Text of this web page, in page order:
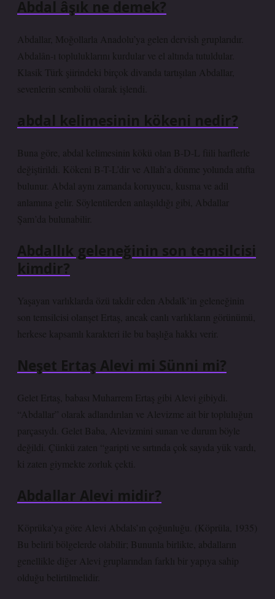
Abdal âşık ne demek?
Abdallar, Moğollarla Anadolu’ya gelen dervish gruplarıdır.
Abdalân-ı topluluklarını kurdular ve el altında tutuldular.
Klasik Türk şiirindeki birçok divanda tartışılan Abdallar,
sevenlerin sembolü olarak işlendi.
abdal kelimesinin kökeni nedir?
Buna göre, abdal kelimesinin kökü olan B-D-L fiili harflerle
değiştirildi. Kökeni B-T-L’dir ve Allah’a dönme yolunda atıfta
bulunur. Abdal aynı zamanda koruyucu, kusma ve adil
anlamına gelir. Söylentilerden anlaşıldığı gibi, Abdallar
Şam’da bulunabilir.
Abdallık geleneğinin son temsilcisi
kimdir?
Yaşayan varlıklarda özü takdir eden Abdalk’in geleneğinin
son temsilcisi olanşet Ertaş, ancak canlı varlıkların görünümü,
herkese kapsamlı karakteri ile bu başlığa hakkı verir.
Neşet Ertaş Alevi mi Sünni mi?
Gelet Ertaş, babası Muharrem Ertaş gibi Alevi gibiydi.
“Abdallar” olarak adlandırılan ve Alevizme ait bir topluluğun
parçasıydı. Gelet Baba, Alevizmini sunan ve durum böyle
değildi. Çünkü zaten “garipti ve sırtında çok sayıda yük vardı,
ki zaten giymekte zorluk çekti.
Abdallar Alevi midir?
Köprüka’ya göre Alevi Abdals’ın çoğunluğu. (Köprüla, 1935)
Bu belirli bölgelerde olabilir; Bununla birlikte, abdalların
genellikle diğer Alevi gruplarından farklı bir yapıya sahip
olduğu belirtilmelidir.